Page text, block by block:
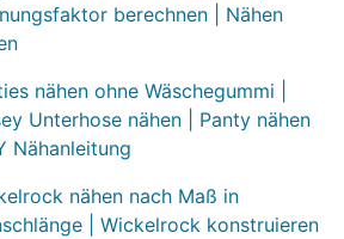
berechnen | Nähen
nähen ohne Wäschegummi |
Unterhose nähen | Panty nähen
Nähanleitung
nähen nach Maß in
| Wickelrock konstruieren